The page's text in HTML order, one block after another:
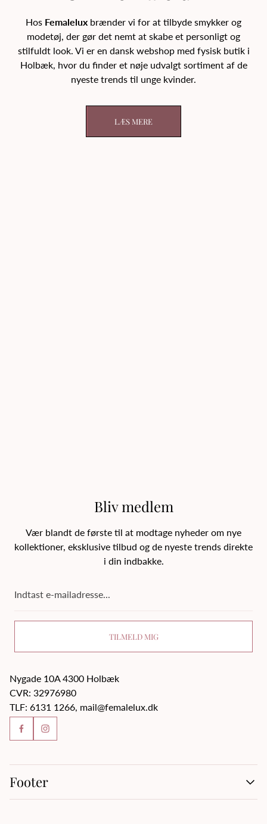
Hos Femalelux brænder vi for at tilbyde smykker og
modetøj, der gør det nemt at skabe et personligt og
stilfuldt look. Vi er en dansk webshop med fysisk butik i
Holbæk, hvor du finder et nøje udvalgt sortiment af de
nyeste trends til unge kvinder.
LÆS MERE
Nygade 10A 4300 Holbæk
CVR: 32976980
TLF: 6131 1266, mail@femalelux.dk
Footer
Bliv medlem
Vær blandt de første til at modtage nyheder om nye
kollektioner, eksklusive tilbud og de nyeste trends direkte
i din indbakke.
TILMELD MIG